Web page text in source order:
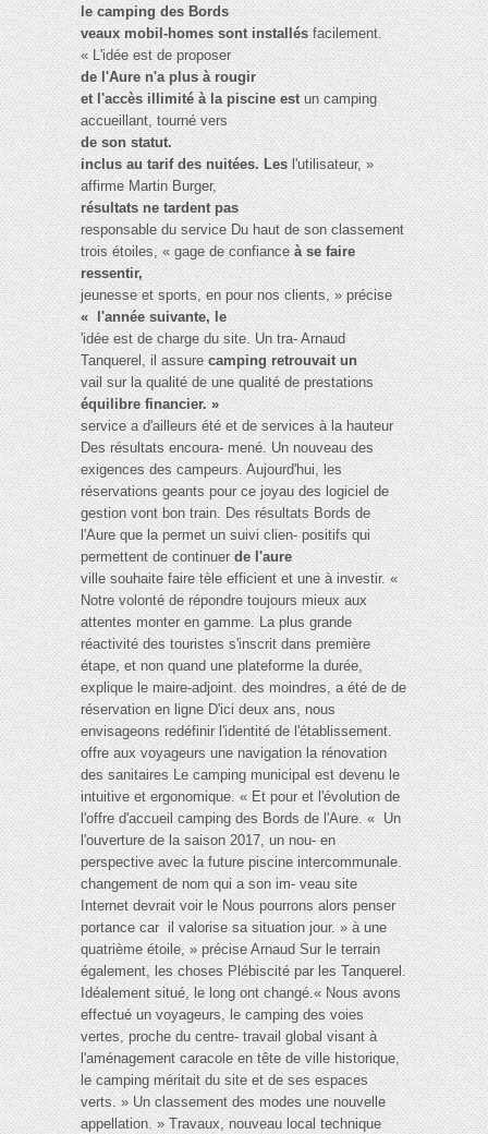
le camping des Bords
veaux mobil-homes sont installésfacilement.
« L'idée est de proposer
de l'Aure n'a plus à rougir
et l'accès illimité à la piscine estun camping
accueillant, tourné vers
de son statut.
inclus au tarif des nuitées. Lesl'utilisateur, »
affirme Martin Burger,
résultats ne tardent pas
responsable du service Du haut de son classement
trois étoiles, « gage de confianceà se faire
ressentir,
jeunesse et sports, en pour nos clients, » précise
« l'année suivante, le
'idée est de charge du site. Un tra- Arnaud
Tanquerel, il assurecamping retrouvait un
vail sur la qualité de une qualité de prestations
équilibre financier. »
service a d'ailleurs été et de services à la hauteur
Des résultats encoura- mené. Un nouveau des
exigences des campeurs. Aujourd'hui, les
réservations geants pour ce joyau des logiciel de
gestion vont bon train. Des résultats Bords de
l'Aure que la permet un suivi clien- positifs qui
permettent de continuerde l'aure
ville souhaite faire tèle efficient et une à investir. «
Notre volonté de répondre toujours mieux aux
attentes monter en gamme. La plus grande
réactivité des touristes s'inscrit dans première
étape, et non quand une plateforme la durée,
explique le maire-adjoint. des moindres, a été de de
réservation en ligne D'ici deux ans, nous
envisageons redéfinir l'identité de l'établissement.
offre aux voyageurs une navigation la rénovation
des sanitaires Le camping municipal est devenu le
intuitive et ergonomique. « Et pour et l'évolution de
l'offre d'accueil camping des Bords de l'Aure. « Un
l'ouverture de la saison 2017, un nou- en
perspective avec la future piscine intercommunale.
changement de nom qui a son im- veau site
Internet devrait voir le Nous pourrons alors penser
portance car il valorise sa situation jour. » à une
quatrième étoile, » précise Arnaud Sur le terrain
également, les choses Plébiscité par les Tanquerel.
Idéalement situé, le long ont changé.« Nous avons
effectué un voyageurs, le camping des voies
vertes, proche du centre- travail global visant à
l'aménagement caracole en tête de ville historique,
le camping méritait du site et de ses espaces
verts. » Un classement des modes une nouvelle
appellation. » Travaux, nouveau local technique